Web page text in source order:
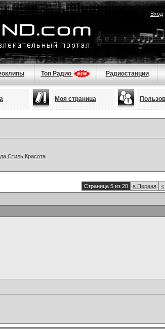
Вход|
Топ Радио Радиостанции
Моя страница
Страница 5 из 20 « Первая <